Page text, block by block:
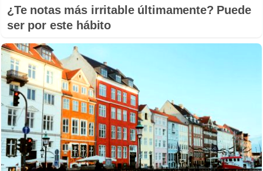
¿Te notas más irritable últimamente? Puede
ser por este hábito